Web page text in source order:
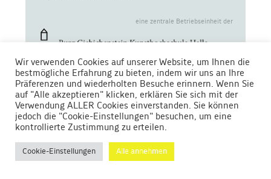
eine zentrale Betriebseinheit der
Gefördert von
Wir verwenden Cookies auf unserer Website, um Ihnen die
bestmögliche Erfahrung zu bieten, indem wir uns an Ihre
Präferenzen und wiederholten Besuche erinnern. Wenn Sie
auf "Alle akzeptieren" klicken, erklären Sie sich mit der
Verwendung ALLER Cookies einverstanden. Sie können
jedoch die "Cookie-Einstellungen" besuchen, um eine
kontrollierte Zustimmung zu erteilen.
Cookie-Einstellungen Alle annehmen